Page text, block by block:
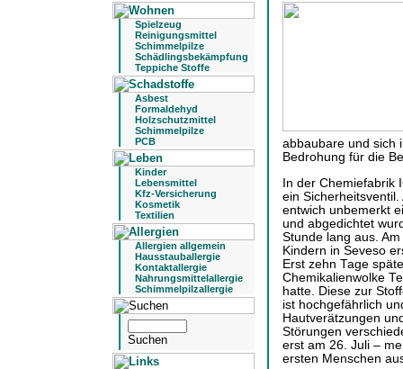
Spielzeug
Reinigungsmittel
Schimmelpilze
Schädlingsbekämpfung
Teppiche Stoffe
Asbest
Formaldehyd
Holzschutzmittel
Schimmelpilze
PCB
Kinder
Lebensmittel
Kfz-Versicherung
Kosmetik
Textilien
Allergien allgemein
Hausstauballergie
Kontaktallergie
Nahrungsmittelallergie
Schimmelpilzallergie
abbaubare und sich
Bedrohung für die
In der Chemiefabrik
ein
entwich unbemerkt
und abgedichtet
Stunde lang aus.
Kindern in Seveso
Erst zehn Tage
Chemikalienwolke
hatte. Diese zur
ist hochgefährlich
Hautverätzungen
Störungen
erst am 26. Juli –
ersten Menschen